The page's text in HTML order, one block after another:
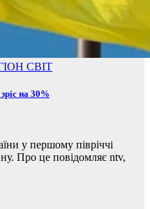
СВІТ
на 30%
у першому півріччі
Про це повідомляє ntv,